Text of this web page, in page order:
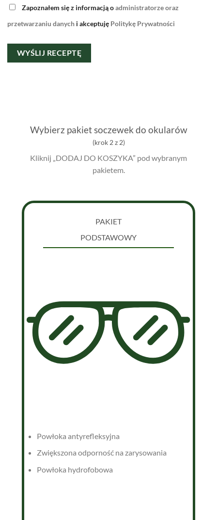
Please
this
empty.
Zapoznałem się z informacją oadministratorze oraz
przetwarzaniu danych i akceptuję Politykę Prywatności
Wybierz pakiet soczewek do okularów
(krok 2 z 2)
Kliknij „DODAJ DO KOSZYKA” pod wybranym
pakietem.
PAKIET
PODSTAWOWY
Powłoka antyrefleksyjna
Zwiększona odporność na zarysowania
Powłoka hydrofobowa